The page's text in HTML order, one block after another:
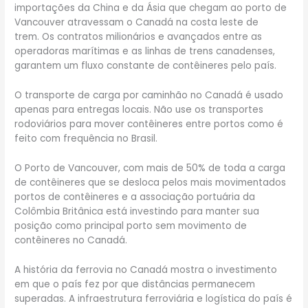
importações da China e da Ásia que chegam ao porto de
Vancouver atravessam o Canadá na costa leste de
trem. Os contratos milionários e avançados entre as
operadoras marítimas e as linhas de trens canadenses,
garantem um fluxo constante de contêineres pelo país.
O transporte de carga por caminhão no Canadá é usado
apenas para entregas locais. Não use os transportes
rodoviários para mover contêineres entre portos como é
feito com frequência no Brasil.
O Porto de Vancouver, com mais de 50% de toda a carga
de contêineres que se desloca pelos mais movimentados
portos de contêineres e a associação portuária da
Colômbia Britânica está investindo para manter sua
posição como principal porto sem movimento de
contêineres no Canadá.
A história da ferrovia no Canadá mostra o investimento
em que o país fez por que distâncias permanecem
superadas. A infraestrutura ferroviária e logística do país é